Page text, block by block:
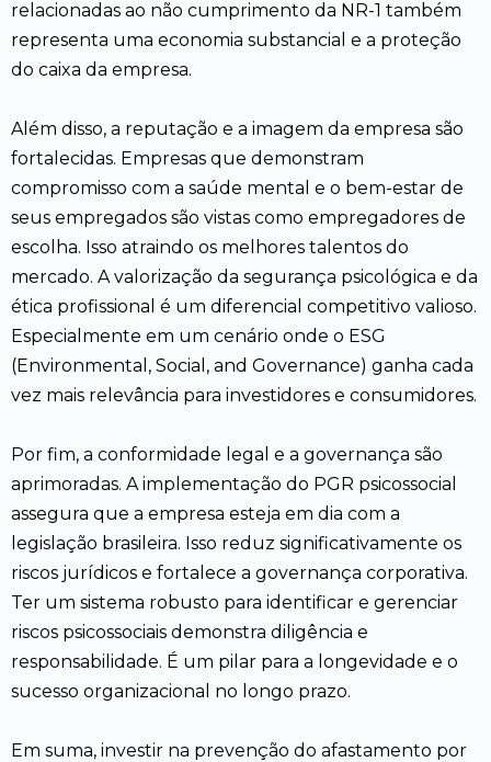
relacionadas ao não cumprimento da NR-1 também
representa uma economia substancial e a proteção
do caixa da empresa.
Além disso, a reputação e a imagem da empresa são
fortalecidas. Empresas que demonstram
compromisso com a saúde mental e o bem-estar de
seus empregados são vistas como empregadores de
escolha. Isso atraindo os melhores talentos do
mercado. A valorização da segurança psicológica e da
ética profissional é um diferencial competitivo valioso.
Especialmente em um cenário onde o ESG
(Environmental, Social, and Governance) ganha cada
vez mais relevância para investidores e consumidores.
Por fim, a conformidade legal e a governança são
aprimoradas. A implementação do PGR psicossocial
assegura que a empresa esteja em dia com a
legislação brasileira. Isso reduz significativamente os
riscos jurídicos e fortalece a governança corporativa.
Ter um sistema robusto para identificar e gerenciar
riscos psicossociais demonstra diligência e
responsabilidade. É um pilar para a longevidade e o
sucesso organizacional no longo prazo.
Em suma, investir na prevenção do afastamento por